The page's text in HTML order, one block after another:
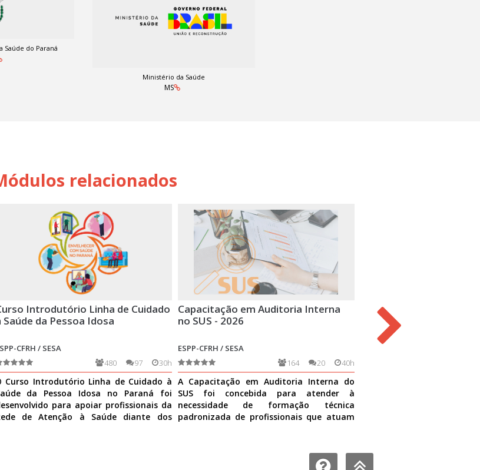
Saúde do Paraná
Ministério da Saúde
MS
relacionados
Introdutório Linha de Cuidado
Saúde da Pessoa Idosa
CFRH / SESA
30h
97
480
Curso Introdutório Linha de Cuidado à
da Pessoa Idosa no Paraná foi
para apoiar profissionais da
de Atenção à Saúde diante dos
Capacitação em Auditoria Interna
no SUS - 2026
ESPP-CFRH / SESA
40h
20
164
A Capacitação em Auditoria Interna do
SUS foi concebida para atender à
necessidade de formação técnica
padronizada de profissionais que atuam
Trabalho com Grupos
Básica